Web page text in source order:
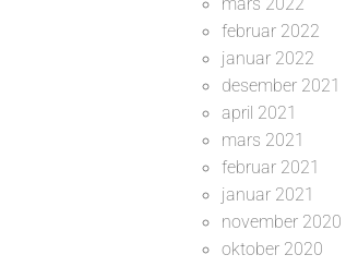
februar 2022
januar 2022
desember 2021
april 2021
mars 2021
februar 2021
januar 2021
november 2020
oktober 2020